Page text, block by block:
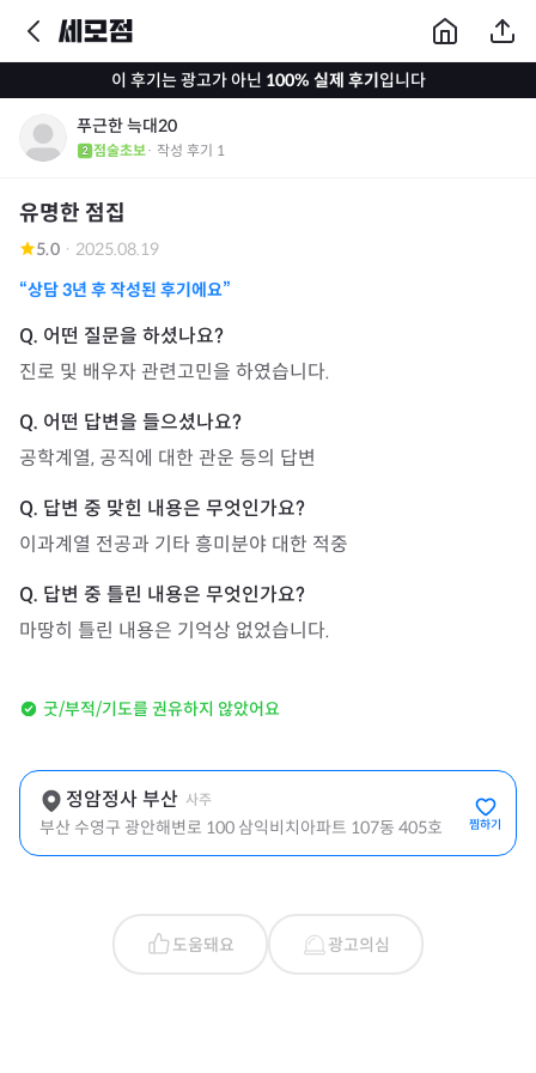
이 후기는 광고가 아닌 100% 실제 후기입니다
푸근한 늑대20
점술초보· 작성 후기 1
유명한 점집
5.0 · 2025.08.19
“상담3년 후 작성된 후기에요”
진로 및 배우자 관련고민을 하였습니다.
공학계열, 공직에 대한 관운 등의 답변
이과계열 전공과 기타 흥미분야 대한 적중
마땅히 틀린 내용은 기억상 없었습니다.
굿/부적/기도를 권유하지 않았어요
정암정사 부산 사주
부산 수영구 광안해변로 100 삼익비치아파트 107동 405호 찜하기
도움돼요 광고의심